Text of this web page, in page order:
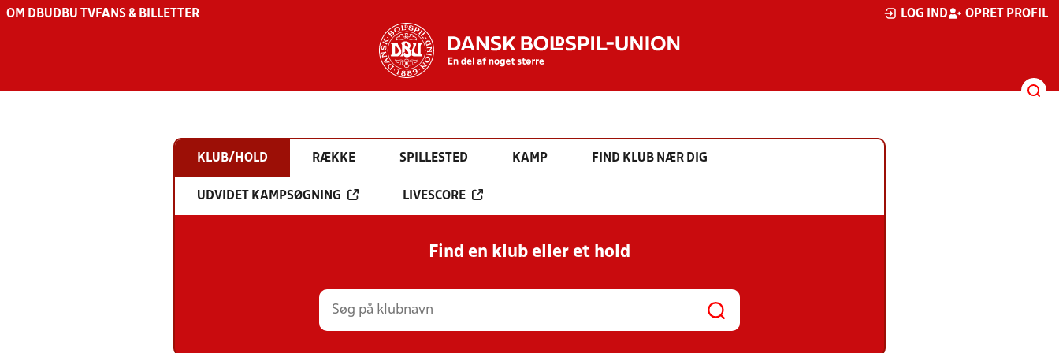
OM DBU DBU TV FANS & BILLETTER LOG IND OPRET PROFIL
KLUB/HOLD RÆKKE SPILLESTED KAMP FIND KLUB NÆR DIG
UDVIDET KAMPSØGNING LIVESCORE
Find en klub eller et hold